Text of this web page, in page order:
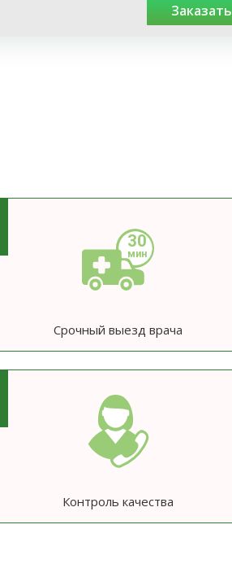
заказать
Срочный выезд врача
Контроль качества